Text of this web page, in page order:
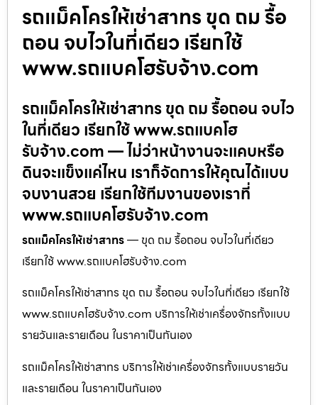
รถแม็คโครให้เช่าสาทร ขุด ถม รื้อ
ถอน จบไวในที่เดียว เรียกใช้
www.รถแบคโฮรับจ้าง.com
รถแม็คโครให้เช่าสาทร ขุด ถม รื้อถอน จบไว
ในที่เดียว เรียกใช้ www.รถแบคโฮ
รับจ้าง.com — ไม่ว่าหน้างานจะแคบหรือ
ดินจะแข็งแค่ไหน เราก็จัดการให้คุณได้แบบ
จบงานสวย เรียกใช้ทีมงานของเราที่
www.รถแบคโฮรับจ้าง.com
รถแม็คโครให้เช่าสาทร— ขุด ถม รื้อถอน จบไวในที่เดียว
เรียกใช้ www.รถแบคโฮรับจ้าง.com
รถแม็คโครให้เช่าสาทร ขุด ถม รื้อถอน จบไวในที่เดียว เรียกใช้
www.รถแบคโฮรับจ้าง.com บริการให้เช่าเครื่องจักรทั้งแบบ
รายวันและรายเดือน ในราคาเป็นกันเอง
รถแม็คโครให้เช่าสาทร บริการให้เช่าเครื่องจักรทั้งแบบรายวัน
และรายเดือน ในราคาเป็นกันเอง